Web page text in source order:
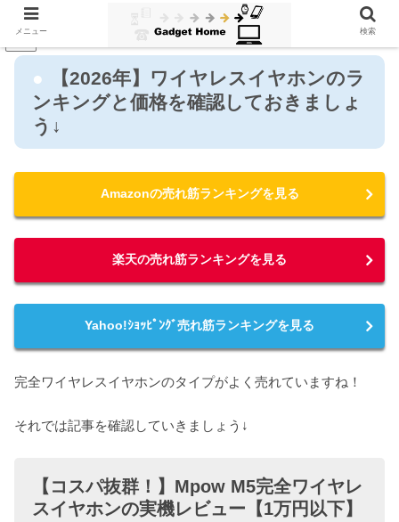
【2026年】ワイヤレスイヤホンのラ
ンキングと価格を確認しておきましょ
う↓
Amazonの売れ筋ランキングを見る
楽天の売れ筋ランキングを見る
Yahoo!ｼｮｯﾋﾟﾝｸﾞ売れ筋ランキングを見る
完全ワイヤレスイヤホンのタイプがよく売れていますね！
それでは記事を確認していきましょう↓
【コスパ抜群！】Mpow M5完全ワイヤレ
スイヤホンの実機レビュー【1万円以下】
メニュー 検索